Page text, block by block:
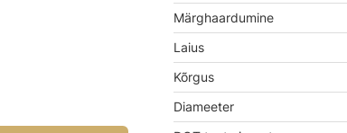
Märghaardumine
Laius
Kõrgus
Diameeter